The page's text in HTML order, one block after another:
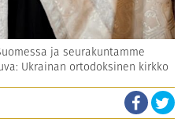
ja seurakuntamme
Ukrainan ortodoksinen kirkko